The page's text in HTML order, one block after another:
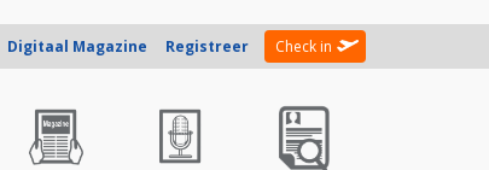
Digitaal Magazine Registreer Check in